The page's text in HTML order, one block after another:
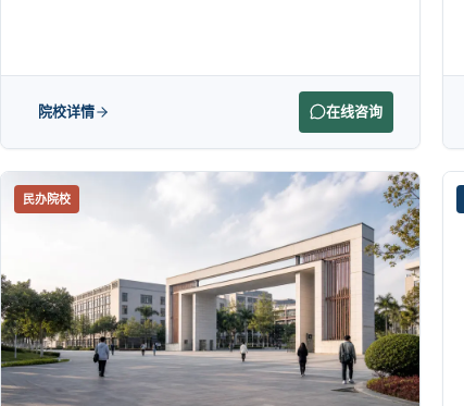
院校详情 在线咨询
民办院校